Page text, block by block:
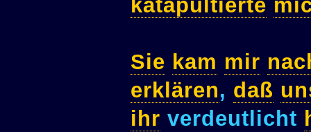
katapultierte
Sie kam mir
erklären, daß
ihr verdeutlicht